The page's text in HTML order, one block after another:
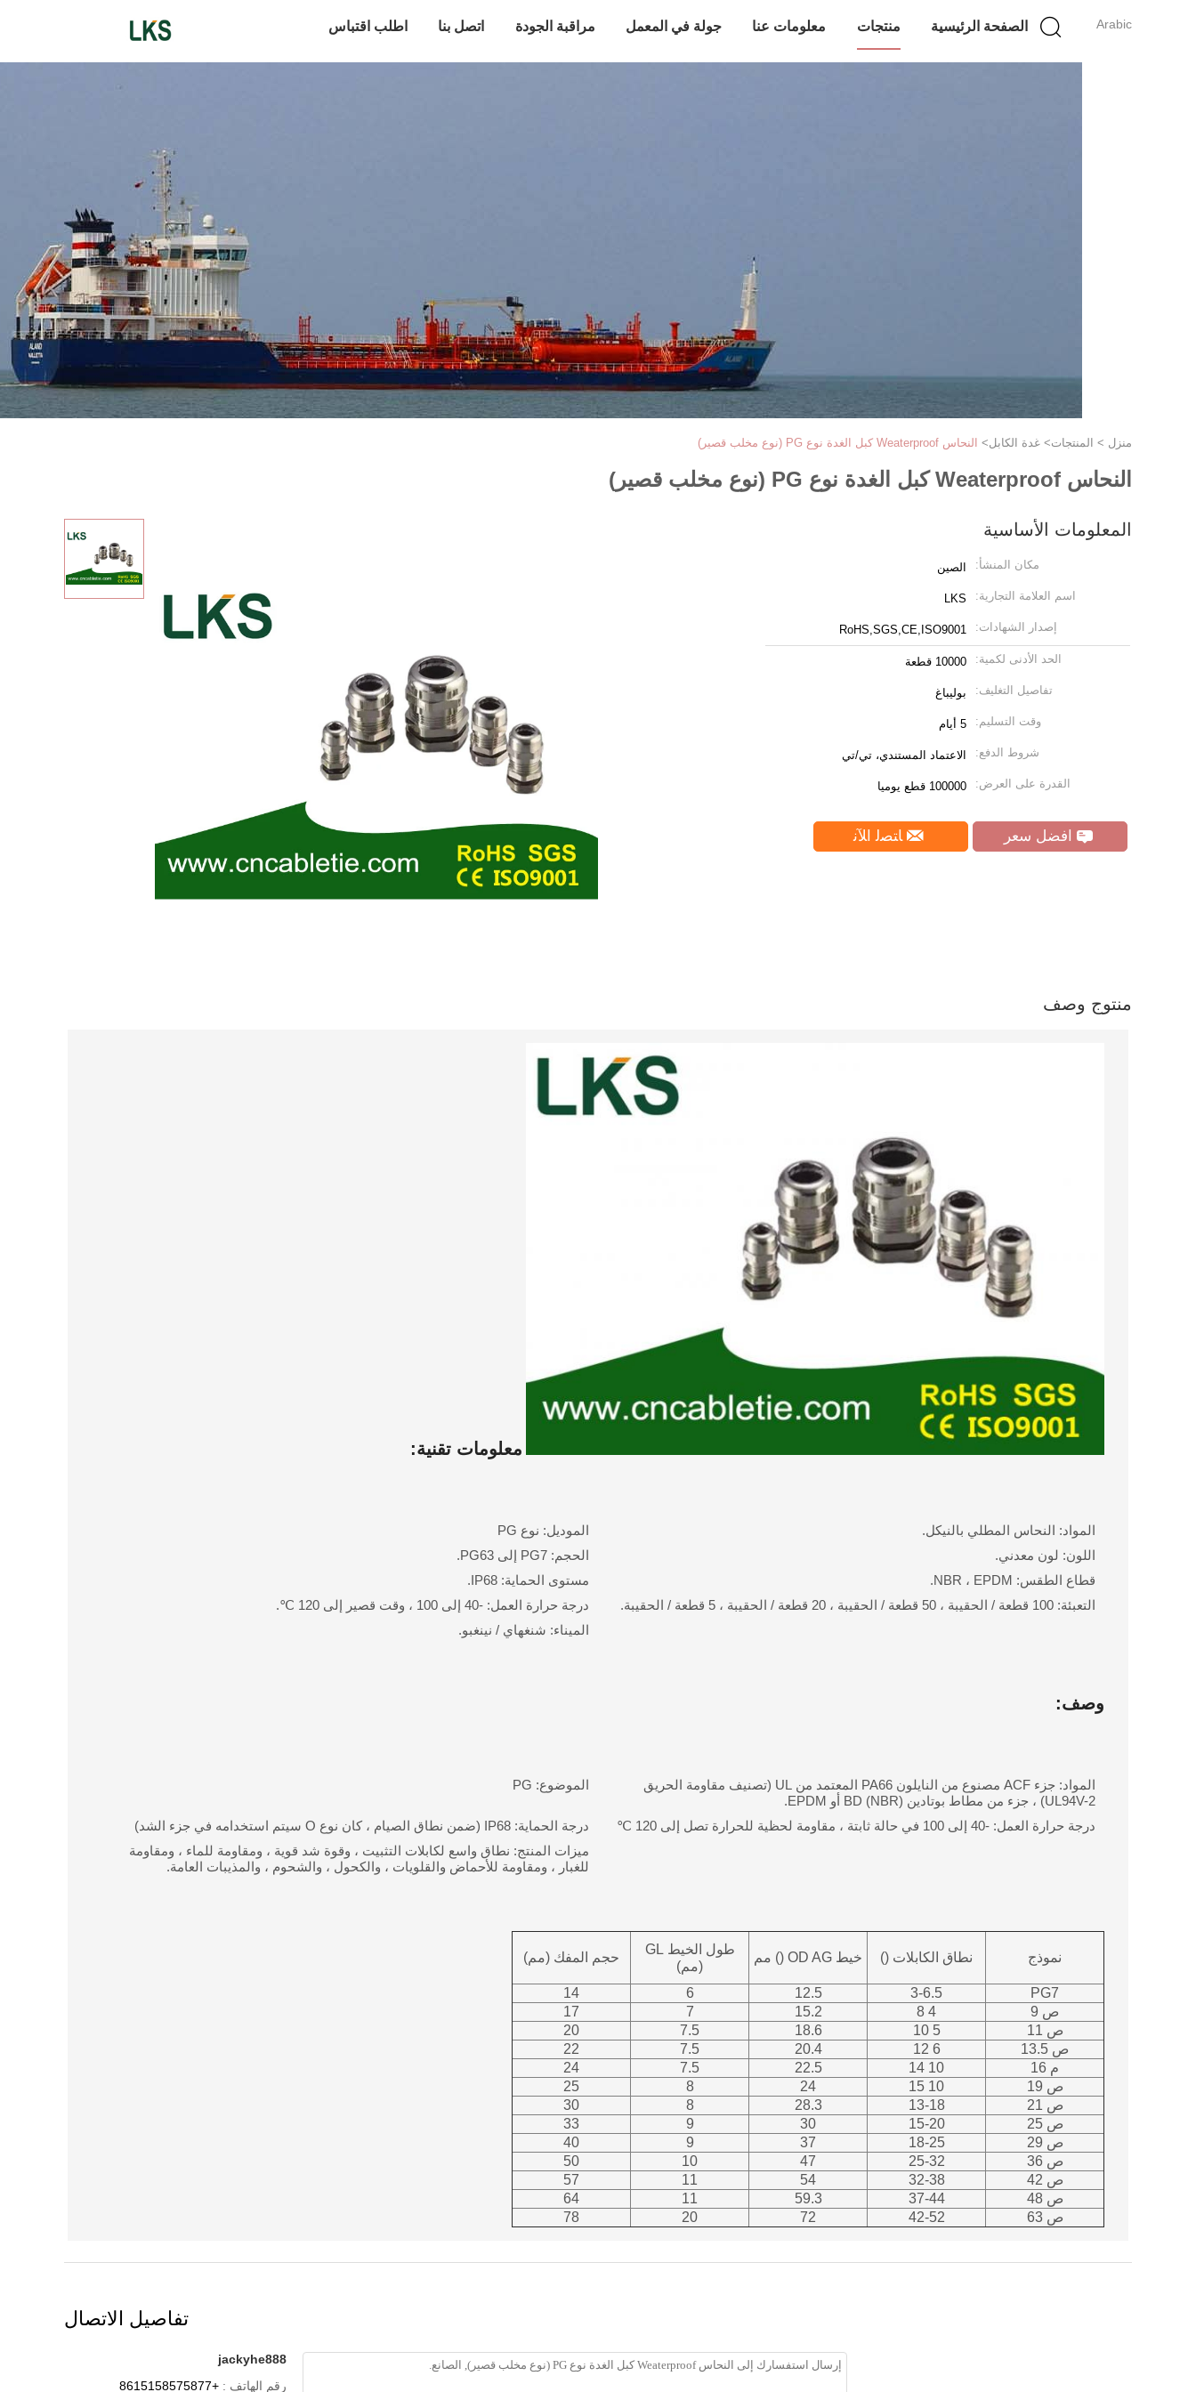
Arabic الصفحة الرئيسية منتجات معلومات عنا جولة في المعمل مراقبة الجودة اتصل بنا اطلب اقتباس
منزل > المنتجات> غدة الكابل> النحاس Weaterproof كبل الغدة نوع PG (نوع مخلب قصير)
النحاس Weaterproof كبل الغدة نوع PG (نوع مخلب قصير)
المعلومات الأساسية
مكان المنشأ: الصين
اسم العلامة التجارية: LKS
إصدار الشهادات: RoHS,SGS,CE,ISO9001
الحد الأدنى لكمية: 10000 قطعة
تفاصيل التغليف: بوليباغ
وقت التسليم: 5 أيام
شروط الدفع: الاعتماد المستندي، تي/تي
القدرة على العرض: 100000 قطع يوميا
افضل سعر ﺎﺘﺼﻟ ﺍﻶﻧ
منتوج وصف
معلومات تقنية:
الموديل: نوع PG
المواد: النحاس المطلي بالنيكل.
الحجم: PG7 إلى PG63.
اللون: لون معدني.
مستوى الحماية: IP68.
قطاع الطقس: NBR ، EPDM.
درجة حرارة العمل: -40 إلى 100 ، وقت قصير إلى 120 ℃.
التعبئة: 100 قطعة / الحقيبة ، 50 قطعة / الحقيبة ، 20 قطعة / الحقيبة ، 5 قطعة / الحقيبة.
الميناء: شنغهاي / نينغبو.
وصف:
الموضوع: PG
المواد: جزء ACF مصنوع من النايلون PA66 المعتمد من UL (تصنيف مقاومة الحريق
UL94V-2) ، جزء من مطاط بوتادين BD (NBR) أو EPDM.
درجة الحماية: IP68 (ضمن نطاق الصيام ، كان نوع O سيتم استخدامه في جزء الشد)
درجة حرارة العمل: -40 إلى 100 في حالة ثابتة ، مقاومة لحظية للحرارة تصل إلى 120 ℃
ميزات المنتج: نطاق واسع لكابلات التثبيت ، وقوة شد قوية ، ومقاومة للماء ، ومقاومة
للغبار ، ومقاومة للأحماض والقلويات ، والكحول ، والشحوم ، والمذيبات العامة.
نموذج نطاق الكابلات () خيط OD AG () مم
طول الخيط GL
(مم)
حجم المفك (مم)
PG7
3-6.5
12.5
6
14
ص 9
4 8
15.2
7
17
ص 11
5 10
18.6
7.5
20
ص 13.5
6 12
20.4
7.5
22
م 16
10 14
22.5
7.5
24
ص 19
10 15
24
8
25
ص 21
13-18
28.3
8
30
ص 25
15-20
30
9
33
ص 29
18-25
37
9
40
ص 36
25-32
47
10
50
ص 42
32-38
54
11
57
ص 48
37-44
59.3
11
64
ص 63
42-52
72
20
78
تفاصيل الاتصال
jackyhe888
رقم الهاتف : +8615158575877